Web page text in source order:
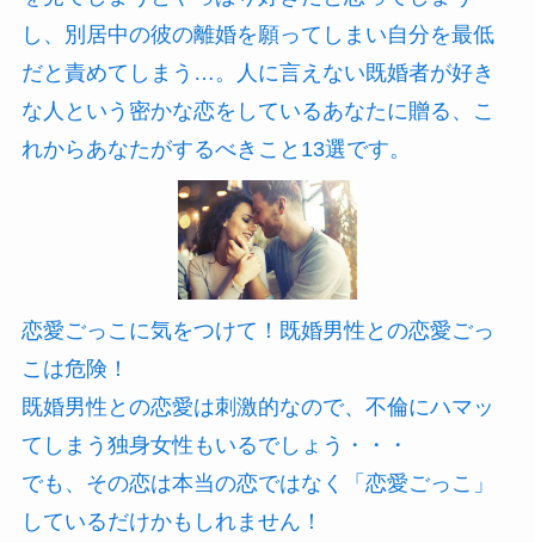
し、別居中の彼の離婚を願ってしまい自分を最低
だと責めてしまう…。人に言えない既婚者が好き
な人という密かな恋をしているあなたに贈る、こ
れからあなたがするべきこと13選です。
恋愛ごっこに気をつけて！既婚男性との恋愛ごっ
こは危険！
既婚男性との恋愛は刺激的なので、不倫にハマッ
てしまう独身女性もいるでしょう・・・
でも、その恋は本当の恋ではなく「恋愛ごっこ」
しているだけかもしれません！